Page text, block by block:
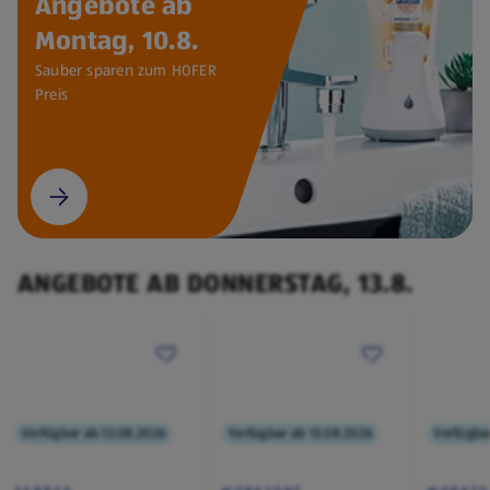
Montag, 10.8.
Sauber sparen zum HOFER
Preis
ANGEBOTE AB DONNERSTAG, 13.8.
Verfügbar ab 13.08.2026 Verfügbar ab 13.08.2026